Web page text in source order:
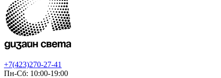
+7(423)270-27-41
Пн-Сб: 10:00-19:00